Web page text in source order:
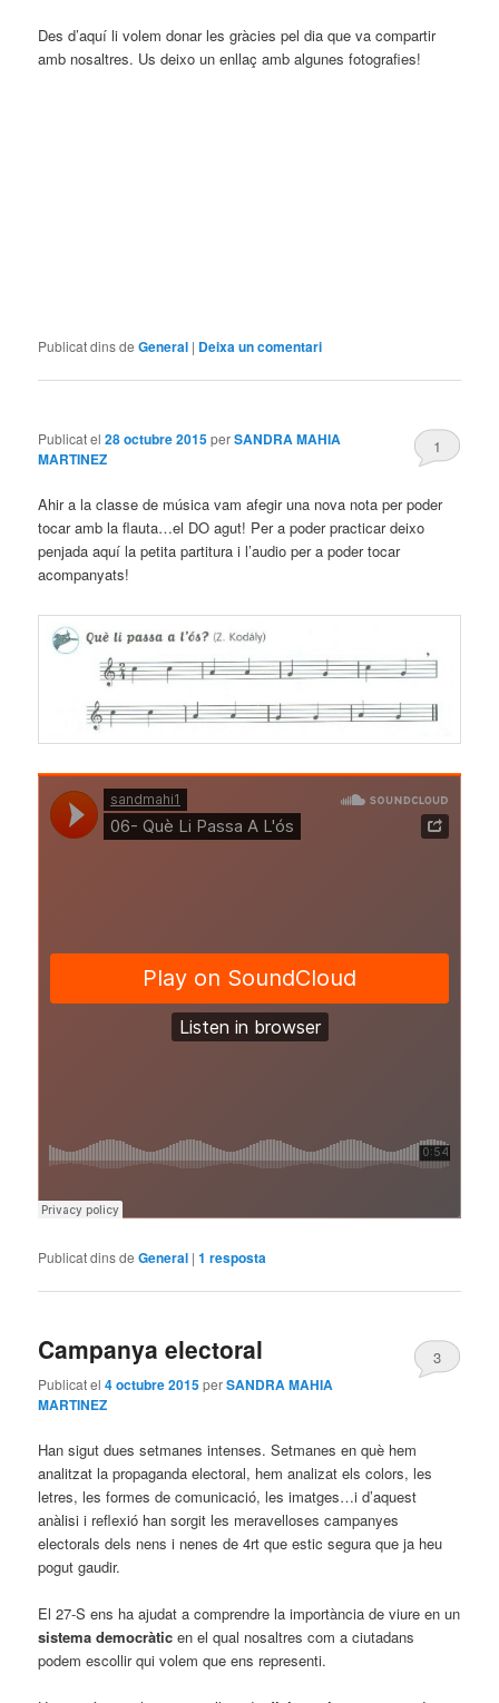
Des d’aquí li volem donar les gràcies pel dia que va compartir
amb nosaltres. Us deixo un enllaç amb algunes fotografies!
Publicat dins de General | Deixa un comentari
Publicat el28 octubre 2015perSANDRA MAHIA
MARTINEZ
1
Ahir a la classe de música vam afegir una nova nota per poder
tocar amb la flauta…el DO agut! Per a poder practicar deixo
penjada aquí la petita partitura i l’audio per a poder tocar
acompanyats!
Publicat dins de General |1 resposta
Campanya electoral
Publicat el4 octubre 2015perSANDRA MAHIA
MARTINEZ
3
Han sigut dues setmanes intenses. Setmanes en què hem
analitzat la propaganda electoral, hem analizat els colors, les
letres, les formes de comunicació, les imatges…i d’aquest
anàlisi i reflexió han sorgit les meravelloses campanyes
electorals dels nens i nenes de 4rt que estic segura que ja heu
pogut gaudir.
El 27-S ens ha ajudat a comprendre la importància de viure en un
sistema democràtic en el qual nosaltres com a ciutadans
podem escollir qui volem que ens representi.